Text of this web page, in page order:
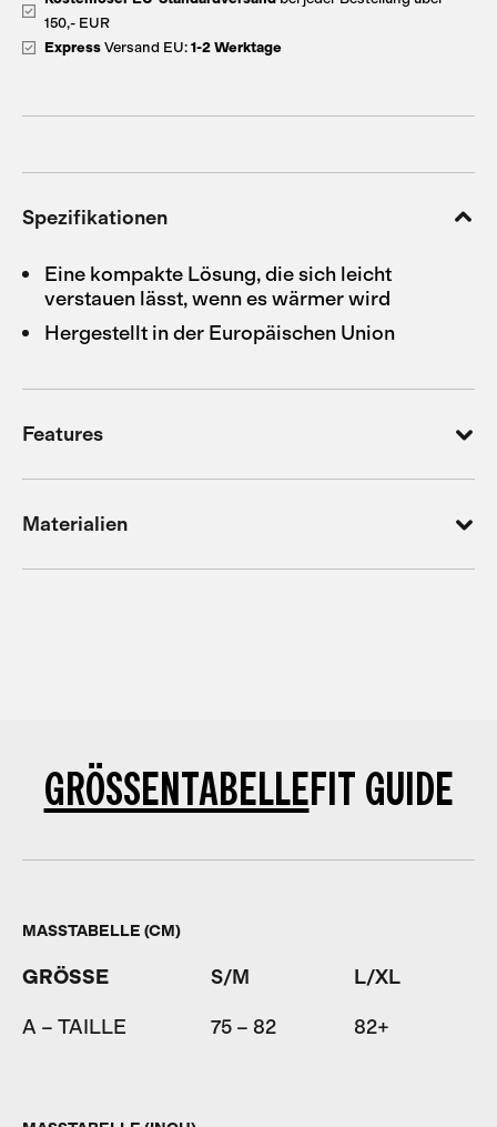
150,- EUR
Express Versand EU: 1-2 Werktage
Spezifikationen
Eine kompakte Lösung, die sich leicht
verstauen lässt, wenn es wärmer wird
Hergestellt in der Europäischen Union
Features
Materialien
GRÖSSENTABELLEFIT GUIDE
MASSTABELLE (CM)
GRÖSSE S/M L/XL
A – TAILLE 75 – 82 82+